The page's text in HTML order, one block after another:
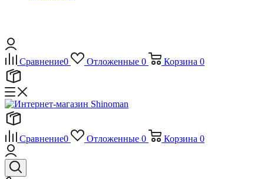
Сравнение0 Отложенные 0 Корзина 0
Сравнение0 Отложенные 0 Корзина 0